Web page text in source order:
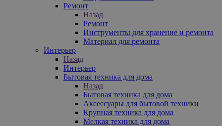
Ремонт
Назад
Ремонт
Инструменты для хранение и ремонта
Материал для ремонта
Интерьер
Назад
Интерьер
Бытовая техника для дома
Назад
Бытовая техника для дома
Аксессуары для бытовой техники
Крупная техника для дома
Мелкая техника для дома